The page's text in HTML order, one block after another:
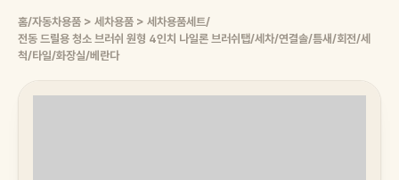
홈/자동차용품 > 세차용품 > 세차용품세트/
전동 드릴용 청소 브러쉬 원형 4인치 나일론 브러쉬탭/세차/연결솔/틈새/회전/세
척/타일/화장실/베란다